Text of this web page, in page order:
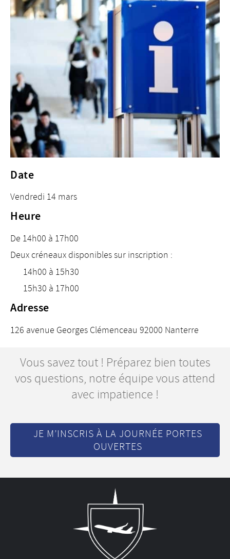
Date
Vendredi 14 mars
Heure
De 14h00 à 17h00
Deux créneaux disponibles sur inscription :
14h00 à 15h30
15h30 à 17h00
Adresse
126 avenue Georges Clémenceau 92000 Nanterre
Vous savez tout ! Préparez bien toutes
vos questions, notre équipe vous attend
avec impatience !
JE M’INSCRIS À LA JOURNÉE PORTES
OUVERTES